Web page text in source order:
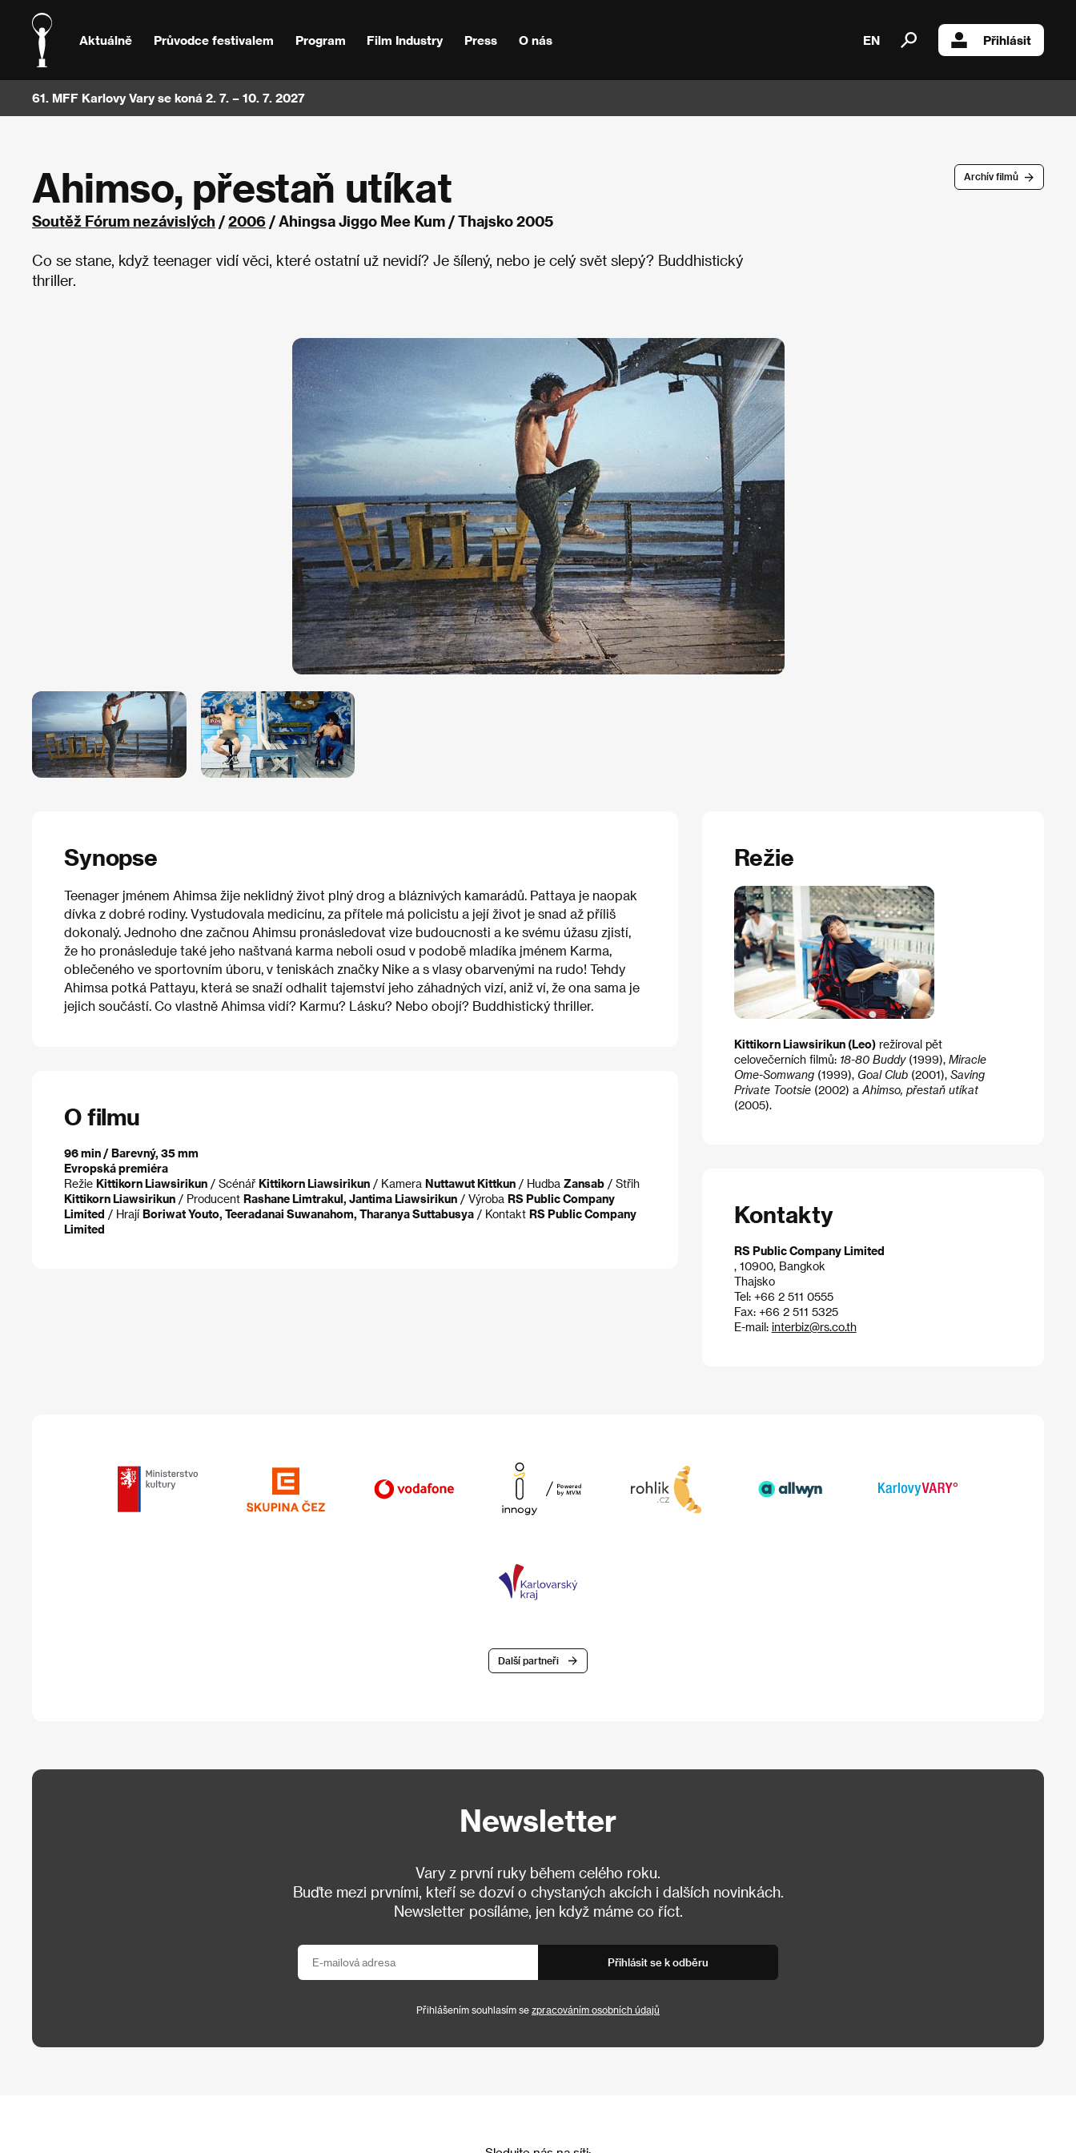
Aktuálně Průvodce festivalem Program Film Industry Press O nás EN Přihlásit
61. MFF Karlovy Vary se koná 2. 7. – 10. 7. 2027
Archív filmů
Ahimso, přestaň utíkat
Soutěž Fórum nezávislých /2006 / Ahingsa Jiggo Mee Kum / Thajsko 2005
Co se stane, když teenager vidí věci, které ostatní už nevidí? Je šílený, nebo je celý svět slepý? Buddhistický
thriller.
Synopse
Teenager jménem Ahimsa žije neklidný život plný drog a bláznivých kamarádů. Pattaya je naopak
dívka z dobré rodiny. Vystudovala medicínu, za přítele má policistu a její život je snad až příliš
dokonalý. Jednoho dne začnou Ahimsu pronásledovat vize budoucnosti a ke svému úžasu zjistí,
že ho pronásleduje také jeho naštvaná karma neboli osud v podobě mladíka jménem Karma,
oblečeného ve sportovním úboru, v teniskách značky Nike a s vlasy obarvenými na rudo! Tehdy
Ahimsa potká Pattayu, která se snaží odhalit tajemství jeho záhadných vizí, aniž ví, že ona sama je
jejich součástí. Co vlastně Ahimsa vidí? Karmu? Lásku? Nebo obojí? Buddhistický thriller.
O filmu
96 min / Barevný, 35 mm
Evropská premiéra
Režie Kittikorn Liawsirikun / Scénář Kittikorn Liawsirikun / Kamera Nuttawut Kittkun / Hudba Zansab / Střih
Kittikorn Liawsirikun / Producent Rashane Limtrakul, Jantima Liawsirikun / Výroba RS Public Company
Limited / Hrají Boriwat Youto, Teeradanai Suwanahom, Tharanya Suttabusya / Kontakt RS Public Company
Limited
Režie
Kittikorn Liawsirikun (Leo)režíroval pět
celovečerních filmů: 18-80 Buddy (1999), Miracle
Ome-Somwang(1999), Goal Club(2001), Saving
Private Tootsie(2002) a Ahimso, přestaň utíkat
(2005).
Kontakty
RS Public Company Limited
, 10900, Bangkok
Thajsko
Tel: +66 2 511 0555
Fax: +66 2 511 5325
E-mail: interbiz@rs.co.th
Další partneři
Newsletter
Vary z první ruky během celého roku.
Buďte mezi prvními, kteří se dozví o chystaných akcích i dalších novinkách.
Newsletter posíláme, jen když máme co říct.
Přihlásit se k odběru
Přihlášením souhlasím se zpracováním osobních údajů